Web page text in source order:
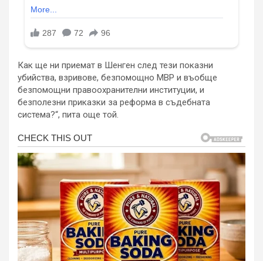
Как ще ни приемат в Шенген след тези показни
убийства, взривове, безпомощно МВР и въобще
безпомощни правоохранителни институции, и
безполезни приказки за реформа в съдебната
система?“, пита още той.